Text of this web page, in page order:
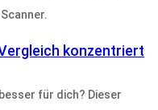
konzentriert
für dich? Dieser